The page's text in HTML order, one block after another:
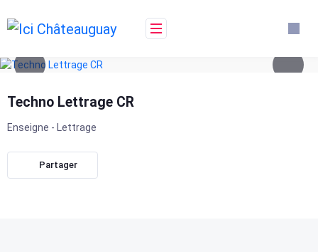
to
content
Techno Lettrage CR
Enseigne - Lettrage
Partager